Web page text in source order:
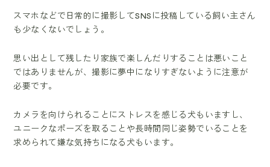
スマホなどで日常的に撮影してSNSに投稿している飼い主さん
も少なくないでしょう。
思い出として残したり家族で楽しんだりすることは悪いこと
ではありませんが、撮影に夢中になりすぎないように注意が
必要です。
カメラを向けられることにストレスを感じる犬もいますし、
ユニークなポーズを取ることや長時間同じ姿勢でいることを
求められて嫌な気持ちになる犬もいます。